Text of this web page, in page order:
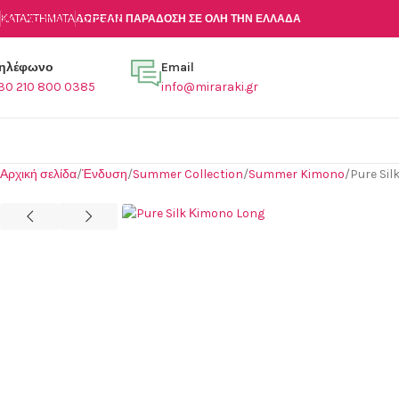
Skip to main content
ΚΑΤΑΣΤΉΜΑΤΑΔΩΡΕΑΝ ΠΑΡΑΔΟΣΗ ΣΕ ΟΛΗ ΤΗΝ ΕΛΛΑΔΑ
210 800 0385
Email
info@miraraki.gr
Αρχική σελίδα Ένδυση Summer Collection Summer Kimono Pure